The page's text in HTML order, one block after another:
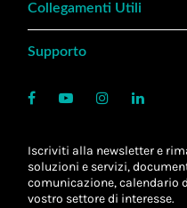
Collegamenti Utili
Supporto
Iscriviti alla newsletter e
soluzioni e servizi,
comunicazione, calendario
vostro settore di interesse.